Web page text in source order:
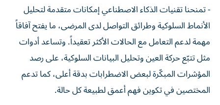
- تمنحنا تقنيات الذكاء الاصطناعي إمكانات متقدمة لتحليل
الأنماط السلوكية وطرائق التواصل لدى المرضى، ما يفتح آفاقاً
مهمة لدعم التعامل مع الحالات الأكثر تعقيداً. وتساعد أدوات
مثل تتبّع حركة العين وتحليل البيانات السلوكية، على رصد
المؤشرات المبكّرة لبعض الاضطرابات بدقة أعلى، كما تدعم
المختصين في تكوين فهم أعمق لطبيعة كل حالة.